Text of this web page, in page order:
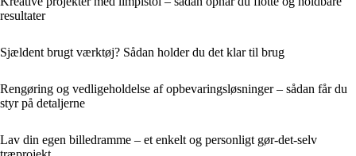
resultater
Sjældent brugt værktøj? Sådan holder du det klar til brug
Rengøring og vedligeholdelse af opbevaringsløsninger – sådan får du
styr på detaljerne
Lav din egen billedramme – et enkelt og personligt gør-det-selv